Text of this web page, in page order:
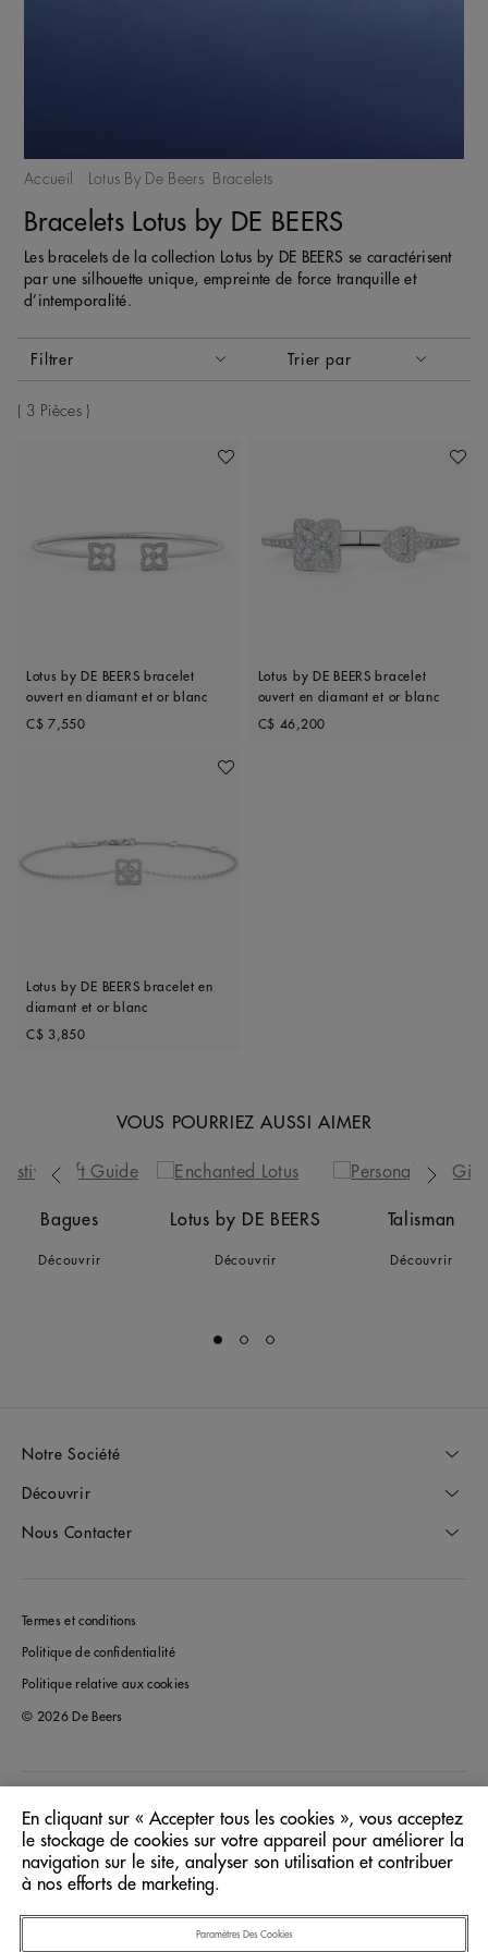
Accueil Lotus By De Beers Bracelets
Bracelets Lotus by DE BEERS
Les bracelets de la collection Lotus by DE BEERS se caractérisent
par une silhouette unique, empreinte de force tranquille et
d’intemporalité.
Filtrer Trier par
Trier par
3 Pièces
Ajouter À Ma Wishlist
Lotus by DE BEERS bracelet
ouvert en diamant et or blanc
Original price
C$ 7,550
Lotus by DE BEERS bracelet
ouvert en diamant et or blanc
Original price
C$ 46,200
Ajouter À Ma Wishlist
Lotus by DE BEERS bracelet en
diamant et or blanc
Original price
C$ 3,850
VOUS POURRIEZ AUSSI AIMER
Bagues
Découvrir
Lotus by DE BEERS
Découvrir
Talisman
Découvrir
Notre Société
Découvrir
Nous Contacter
Termes et conditions
Politique de confidentialité
Politique relative aux cookies
© 2026 De Beers
Canada
Langue: Français
En cliquant sur « Accepter tous les cookies », vous acceptez
le stockage de cookies sur votre appareil pour améliorer la
navigation sur le site, analyser son utilisation et contribuer
à nos efforts de marketing.
Paramètres Des Cookies